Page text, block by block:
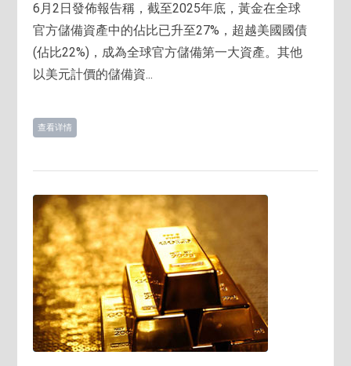
6月2日發佈報告稱，截至2025年底，黃金在全球
官方儲備資產中的佔比已升至27%，超越美國國債
(佔比22%)，成為全球官方儲備第一大資產。其他
以美元計價的儲備資...
查看详情